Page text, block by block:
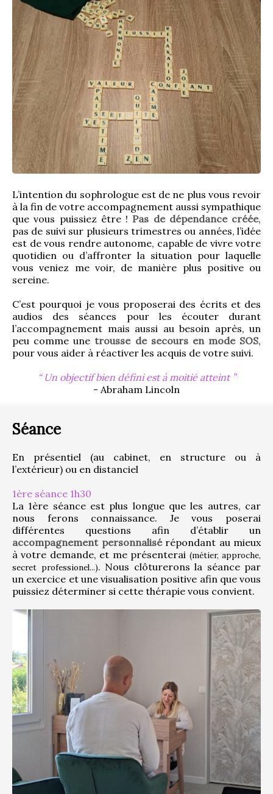
L’intention du sophrologue est de ne plus vous revoir
à la fin de votre accompagnement aussi sympathique
que vous puissiez être ! Pas de dépendance créée,
pas de suivi sur plusieurs trimestres ou années, l’idée
est de vous rendre autonome, capable de vivre votre
quotidien ou d’affronter la situation pour laquelle
vous veniez me voir, de manière plus positive ou
sereine.
C’est pourquoi je vous proposerai des écrits et des
audios des séances pour les écouter durant
l’accompagnement mais aussi au besoin après, un
peu comme une trousse de secours en mode SOS,
pour vous aider à réactiver les acquis de votre suivi.
Un objectif bien défini est à moitié atteint
- Abraham Lincoln
Séance
En présentiel (au cabinet, en structure ou à
l’extérieur) ou en distanciel
1ère séance 1h30
La 1ère séance est plus longue que les autres, car
nous ferons connaissance. Je vous poserai
accompagnement personnalisé répondant au mieux
à votre demande, et me présenterai (métier, approche,
secret professionel...). Nous clôturerons la séance par
un exercice et une visualisation positive afin que vous
puissiez déterminer si cette thérapie vous convient.